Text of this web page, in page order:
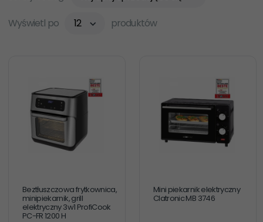
Wyświetl po
pop 12 produktów
Beztłuszczowa frytkownica,
minipiekarnik, grill
elektryczny 3w1 ProfiCook
PC-FR 1200 H
Mini piekarnik elektryczny
Clatronic MB 3746